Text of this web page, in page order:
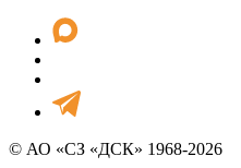
© АО «СЗ «ДСК» 1968-2026